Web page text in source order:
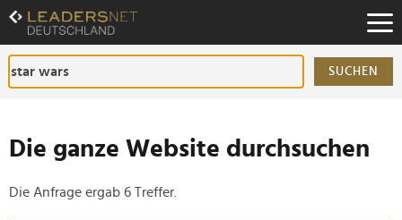
Zum
Inhalt
Zur
Fußzeilen-
Navigation
SUCHEN
Die ganze Website durchsuchen
Die Anfrage ergab 6 Treffer.